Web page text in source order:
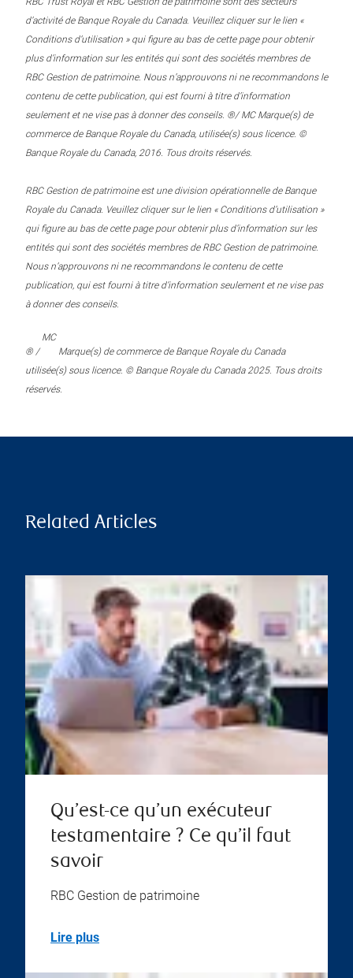
d’activité de Banque Royale du Canada. Veuillez cliquer sur le lien «
Conditions d’utilisation » qui figure au bas de cette page pour obtenir
plus d’information sur les entités qui sont des sociétés membres de
RBC Gestion de patrimoine. Nous n’approuvons ni ne recommandons le
contenu de cette publication, qui est fourni à titre d’information
seulement et ne vise pas à donner des conseils. ®/ MC Marque(s) de
commerce de Banque Royale du Canada, utilisée(s) sous licence. ©
Banque Royale du Canada, 2016. Tous droits réservés.
RBC Gestion de patrimoine est une division opérationnelle de Banque
Royale du Canada. Veuillez cliquer sur le lien « Conditions d’utilisation »
qui figure au bas de cette page pour obtenir plus d’information sur les
entités qui sont des sociétés membres de RBC Gestion de patrimoine.
Nous n’approuvons ni ne recommandons le contenu de cette
publication, qui est fourni à titre d’information seulement et ne vise pas
à donner des conseils.
® /
MC
Marque(s) de commerce de Banque Royale du Canada
utilisée(s) sous licence. © Banque Royale du Canada 2025. Tous droits
réservés.
Related Articles
Qu’est-ce qu’un exécuteur
testamentaire ? Ce qu’il faut
savoir
RBC Gestion de patrimoine
Lire plus